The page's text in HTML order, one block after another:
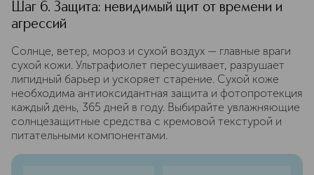
Шаг 6. Защита: невидимый щит от времени и
агрессий
Солнце, ветер, мороз и сухой воздух — главные враги
сухой кожи. Ультрафиолет пересушивает, разрушает
липидный барьер и ускоряет старение. Сухой коже
необходима антиоксидантная защита и фотопротекция
каждый день, 365 дней в году. Выбирайте увлажняющие
солнцезащитные средства с кремовой текстурой и
питательными компонентами.